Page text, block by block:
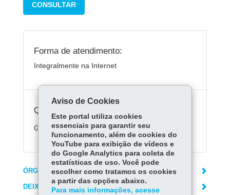
CONSULTAR
Forma de atendimento:
Integralmente na Internet
Quanto custa:
Gratuito
ÓRGÃO RESPONSÁVEL
DEIXE SUA OPINIÃO
Aviso de Cookies
Este portal utiliza cookies
essenciais para garantir seu
funcionamento, além de cookies do
YouTube para exibição de vídeos e
do Google Analytics para coleta de
estatísticas de uso. Você pode
escolher como tratamos os cookies
a partir das opções abaixo.
Para mais informações, acesse